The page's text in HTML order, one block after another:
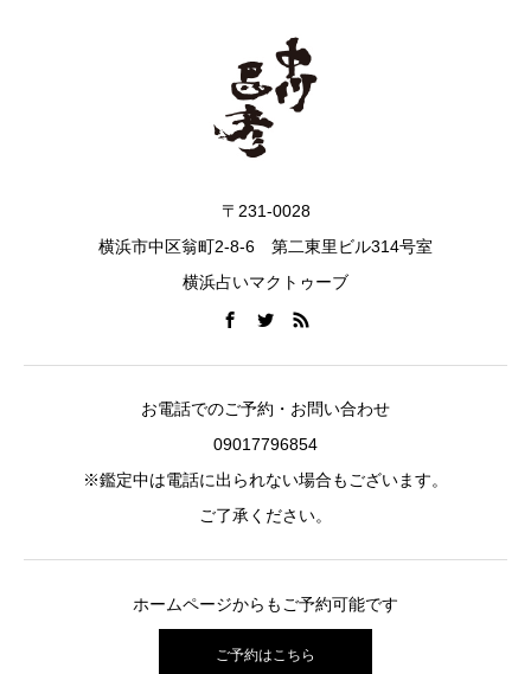
〒231-0028
横浜市中区翁町2-8-6 第二東里ビル314号室
横浜占いマクトゥーブ
お電話でのご予約・お問い合わせ
09017796854
※鑑定中は電話に出られない場合もございます。
ご了承ください。
ホームページからもご予約可能です
ご予約はこちら